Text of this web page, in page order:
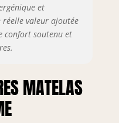
et
valeur ajoutée
confort soutenu et
MATELAS